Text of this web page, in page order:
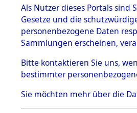
mente
5. Verschiedenes
5.3
Todesmärsche
5.3.1 Alliierte
Erhebungen
zu
Todesmärsch
en
5.3.2
Als Nutzer dieses Portals sind
Gesetze und die
personenbezogene Daten
Sammlungen erscheinen,
Bitte kontaktieren Sie uns,
bestimmter
Sie möchten mehr über die